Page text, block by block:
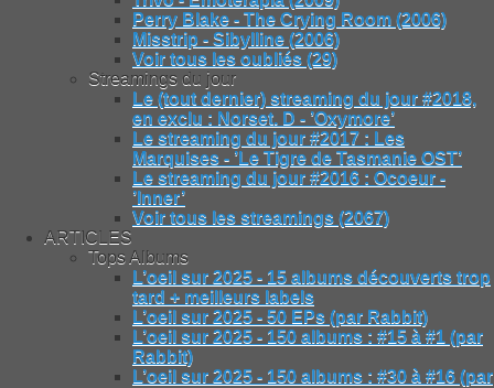
Perry Blake - The Crying Room (2006)
Misstrip - Sibylline (2006)
Voir tous les oubliés (29)
Streamings du jour
Le (tout dernier) streaming du jour #2018,
en exclu : Norset. D - ’Oxymore’
Le streaming du jour #2017 : Les
Marquises - ’Le Tigre de Tasmanie OST’
Le streaming du jour #2016 : Ocoeur -
’Inner’
Voir tous les streamings (2067)
ARTICLES
Tops Albums
L’oeil sur 2025 - 15 albums découverts trop
tard + meilleurs labels
L’oeil sur 2025 - 50 EPs (par Rabbit)
L’oeil sur 2025 - 150 albums : #15 à #1 (par
Rabbit)
L’oeil sur 2025 - 150 albums : #30 à #16 (par